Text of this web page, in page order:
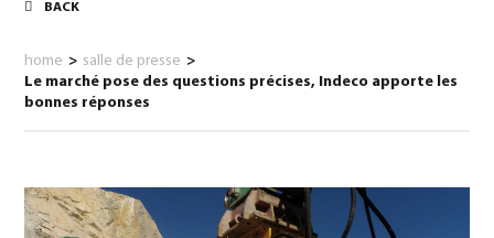
BACK
home > salle de presse >
Le marché pose des questions précises, Indeco apporte les
bonnes réponses